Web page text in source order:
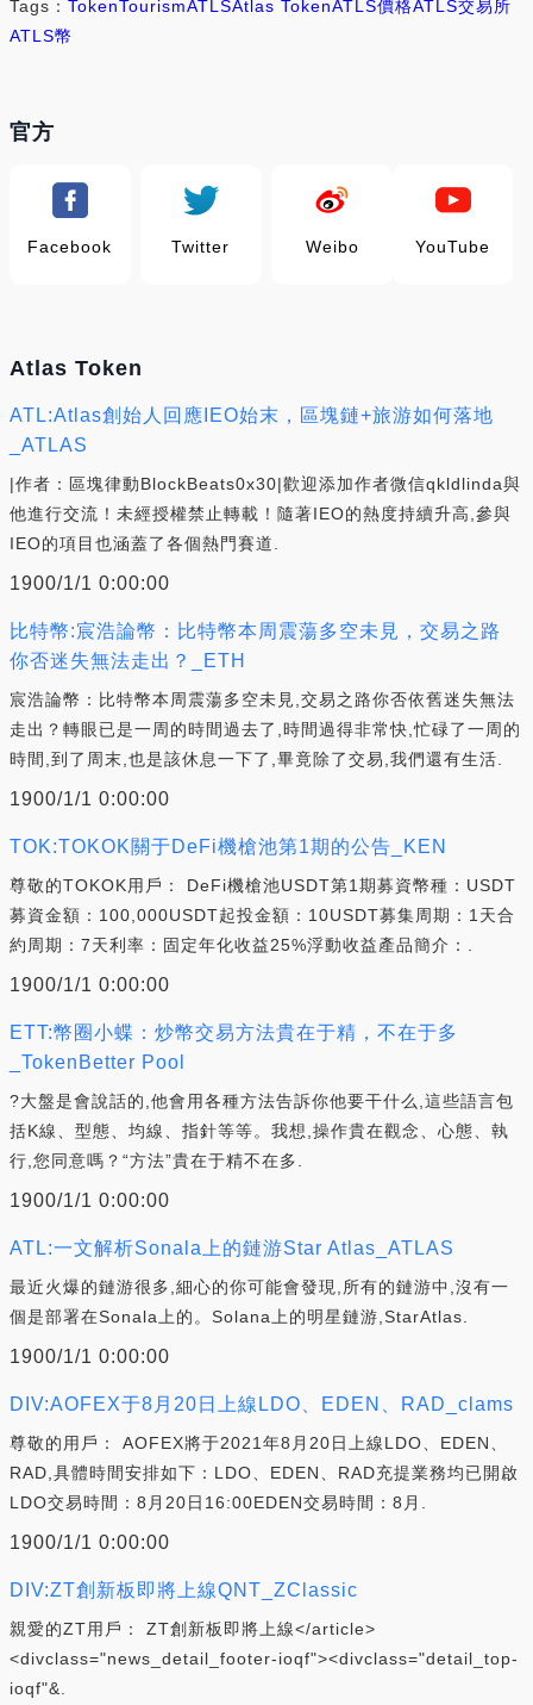
Tags： TokenTourismATLSAtlas TokenATLS價格ATLS交易所
ATLS幣
官方
Facebook Twitter Weibo YouTube
Atlas Token
ATL:Atlas創始人回應IEO始末，區塊鏈+旅游如何落地
_ATLAS
|作者：區塊律動BlockBeats0x30|歡迎添加作者微信qkldlinda與
他進行交流！未經授權禁止轉載！隨著IEO的熱度持續升高,參與
IEO的項目也涵蓋了各個熱門賽道.
1900/1/1 0:00:00
比特幣:宸浩論幣：比特幣本周震蕩多空未見，交易之路
你否迷失無法走出？_ETH
宸浩論幣：比特幣本周震蕩多空未見,交易之路你否依舊迷失無法
走出？轉眼已是一周的時間過去了,時間過得非常快,忙碌了一周的
時間,到了周末,也是該休息一下了,畢竟除了交易,我們還有生活.
1900/1/1 0:00:00
TOK:TOKOK關于DeFi機槍池第1期的公告_KEN
尊敬的TOKOK用戶： DeFi機槍池USDT第1期募資幣種：USDT
募資金額：100,000USDT起投金額：10USDT募集周期：1天合
約周期：7天利率：固定年化收益25%浮動收益產品簡介：.
1900/1/1 0:00:00
ETT:幣圈小蝶：炒幣交易方法貴在于精，不在于多
_TokenBetter Pool
?大盤是會說話的,他會用各種方法告訴你他要干什么,這些語言包
括K線、型態、均線、指針等等。我想,操作貴在觀念、心態、執
行,您同意嗎？“方法”貴在于精不在多.
1900/1/1 0:00:00
ATL:一文解析Sonala上的鏈游Star Atlas_ATLAS
最近火爆的鏈游很多,細心的你可能會發現,所有的鏈游中,沒有一
個是部署在Sonala上的。Solana上的明星鏈游,StarAtlas.
1900/1/1 0:00:00
DIV:AOFEX于8月20日上線LDO、EDEN、RAD_clams
尊敬的用戶： AOFEX將于2021年8月20日上線LDO、EDEN、
RAD,具體時間安排如下：LDO、EDEN、RAD充提業務均已開啟
LDO交易時間：8月20日16:00EDEN交易時間：8月.
1900/1/1 0:00:00
DIV:ZT創新板即將上線QNT_ZClassic
親愛的ZT用戶： ZT創新板即將上線</article>
<divclass="news_detail_footer-ioqf"><divclass="detail_top-
ioqf"&.